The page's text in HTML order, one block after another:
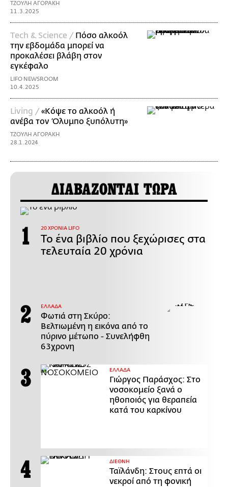
ΤΖΟΥΛΗ ΑΓΟΡΑΚΗ
11.3.2025
Τech & Science / Πόσο αλκοόλ
την εβδομάδα μπορεί να
προκαλέσει βλάβη στον
εγκέφαλο
LIFO NEWSROOM
10.4.2025
Living /«Κόψε το αλκοόλ ή
ανέβα τον Όλυμπο ξυπόλυτη»
ΤΖΟΥΛΗ ΑΓΟΡΑΚΗ
28.1.2024
ΔΙΑΒΑΖΟΝΤΑΙ ΤΩΡΑ
20 ΧΡΟΝΙΑ LIFO
Το ένα βιβλίο που ξεχώρισες στα
τελευταία 20 χρόνια
ΕΛΛΑΔΑ
Φωτιά στη Σκύρο:
Βελτιωμένη η εικόνα από το
πύρινο μέτωπο - Συνελήφθη
63χρονη
ΕΛΛΑΔΑ
Γιώργος Παράσχος: Στο
νοσοκομείο ξανά ο
ηθοποιός για θεραπεία
κατά του καρκίνου
ΔΙΕΘΝΗ
Ταϊλάνδη: Στους επτά οι
νεκροί από τη φονική